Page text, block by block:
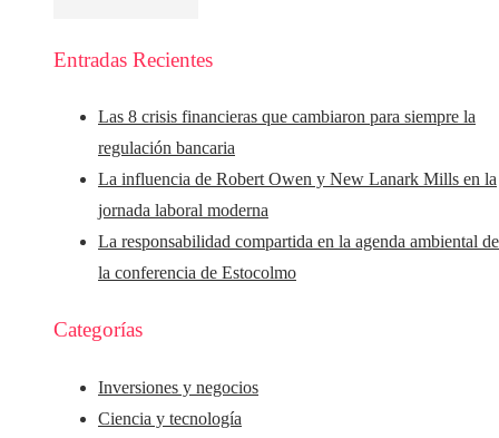
Entradas Recientes
Las 8 crisis financieras que cambiaron para siempre la
regulación bancaria
La influencia de Robert Owen y New Lanark Mills en la
jornada laboral moderna
La responsabilidad compartida en la agenda ambiental
la conferencia de Estocolmo
Categorías
Inversiones y negocios
Ciencia y tecnología